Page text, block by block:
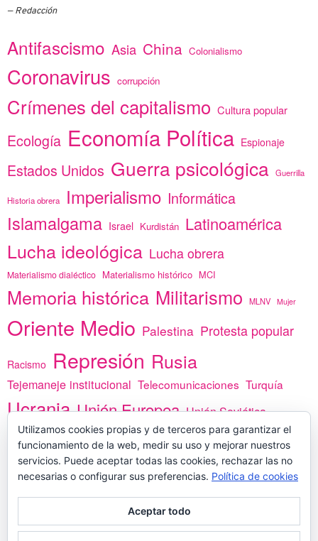
Redacción
Antifascismo Asia China Colonialismo
Coronavirus corrupción
Crímenes del capitalismo Cultura popular
Ecología Economía Política Espionaje
Estados Unidos Guerra psicológica Guerrilla
Historia obrera Imperialismo Informática
Islamalgama Israel Kurdistán Latinoamérica
Lucha ideológica Lucha obrera
Materialismo dialéctico Materialismo histórico MCI
Memoria histórica Militarismo MLNV Mujer
Oriente Medio Palestina Protesta popular
Racismo Represión Rusia
Tejemaneje institucional Telecomunicaciones Turquía
Ucrania Unión Europea Unión Soviética
vacunas Yemen África
PREGÚNTANOS
Utilizamos cookies propias y de terceros para garantizar el
funcionamiento de la web, medir su uso y mejorar nuestros
servicios. Puede aceptar todas las cookies, rechazar las no
necesarias o configurar sus preferencias. Política de cookies
Aceptar todo